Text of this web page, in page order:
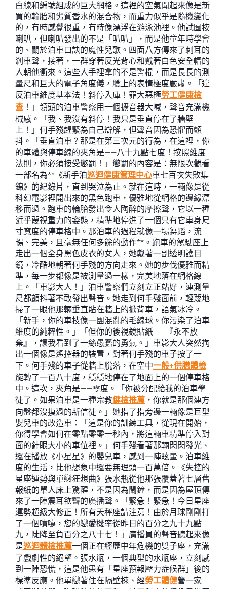
白線和編號組成的巨大網格。這裡的空氣聞起來像是新
買的輪胎和劣質香水的混合物，而重力似乎是隨機變化
的，有時感覺很重，有時像漂浮在游泳池裡。他試圖按
喇叭，但喇叭發出的不是「叭叭」，而是他童年時學會
的、關於泊車口訣的魔性兒歌。四面八方傳來了刺耳的
剎車聲，接著，一群穿著反光背心和戴著白色安全帽的
人朝他衝來。這些人手裡拿的不是警棍，而是長長的測
量尺和巨大的電子角度儀，臉上的表情極度嚴肅。「違
反泊車維度基本法！斜停入庫！罪大惡極勞工健康檢
查 ！」領頭的泊車警察用一個擴音器大喊，聲音充滿機
械感。「我、我沒有斜停！我只是垂直停在了牆壁
上！」何手殘趕緊為自己辯解，但聲音因為恐懼而顫
抖。「垂直泊車？那是在第三次元的行為，在這裡，你
的車體與停車線的夾角是——八十九點七度！按照維度
法則，你必須接受懲罰！」懲罰的內容是：無限次觀看
一部名為**《新手泊巡迴健康管理中心車七百次失敗集
錦》的紀錄片，直到哭泣為止。就在這時，一輛像是從
科幻電影裡開出來的黑色跑車，優雅地從網格的邊緣漂
移而過。跑車的輪胎發出令人陶醉的摩擦聲，它以一種
近乎蔑視重力的姿態，精準地停進了一個只有它車身尺
寸寬度的停車格中。那泊車的過程就像一場舞蹈，流
暢、完美，且毫無任何多餘的動作**。跑車的駕駛座上
走出一個全身黑色皮衣的女人，她戴著一副透明護目
鏡，冷酷地朝著何手殘的方向走來。她的步伐優雅而精
準，每一步都像是被測量過一樣，完美地落在網格線
上。「車影大人！」泊車警察們立刻立正站好，連測量
尺都顫抖著不敢發出聲音。她走到何手殘面前，輕蔑地
掃了一眼他那輛垂直貼在牆上的掀背車，語氣冰冷。
「新手，你的車技像一團混亂的毛線球。你污染了泊車
維度的純粹性。」「但你的後視鏡貼紙——『永不放
棄』，讓我看到了一絲愚蠢的勇氣。」車影大人突然掏
出一個像是遙控器的裝置，對著何手殘的車子按了一
下。何手殘的車子從牆上脫落，在空中一般+供膳體檢
旋轉了一百八十度，穩穩地停在了地面上的一個停車格
中。這次，夾角是——零度。「你被分配給我的泊車學
徒了。如果泊車是一種宗教健檢推薦 ，你就是那個連方
向盤都沒摸過的新信徒。」她指了指旁邊一輛像是巨型
嬰兒車的改造車：「這是你的訓練工具，從現在開始，
你得學會如何在零點零零一秒內，將這輛車精準停入對
面的針眼大小的車位裡。」何手殘看著那輛閃閃發光、
還在播放《小星星》的嬰兒車，感到一陣眩暈。泊車維
度的生活，比他想象中還要無理頭一百萬倍。《失控的
星座運勢與單戀狂想曲》張水瓶從他那張覆蓋著七層舊
報紙的單人床上驚醒，不是因為鬧鐘，而是因為屋頂傳
來了一陣震耳欲聾的廣播聲。「緊急！緊急！今日星座
運勢超級大修正！所有天秤座請注意！由於月球剛剛打
了一個噴嚏，您的戀愛機率從昨日的百分之九十九點
九，陡降至負百分之八十七！」廣播員的聲音聽起來像
是巡迴體檢推薦一個正在經歷中年危機的雙子座，充滿
了戲劇性的絕望。張水瓶，一個典型的水瓶座，立刻感
到一陣恐慌，這是他患有「星座預報壓力症候群」後的
標準反應。他單戀著住在隔壁棟、經勞工體健營一家